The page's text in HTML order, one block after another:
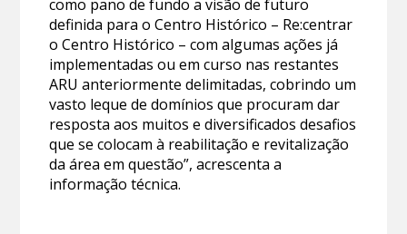
como pano de fundo a visão de futuro
definida para o Centro Histórico – Re:centrar
o Centro Histórico – com algumas ações já
implementadas ou em curso nas restantes
ARU anteriormente delimitadas, cobrindo um
vasto leque de domínios que procuram dar
resposta aos muitos e diversificados desafios
que se colocam à reabilitação e revitalização
da área em questão”, acrescenta a
informação técnica.